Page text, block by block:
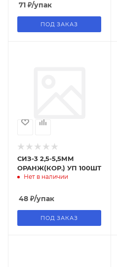
71 ₽/упак
ПОД ЗАКАЗ
СИЗ-3 2,5-5,5ММ
ОРАНЖ(КОР.) УП 100ШТ
Нет в наличии
48 ₽/упак
ПОД ЗАКАЗ